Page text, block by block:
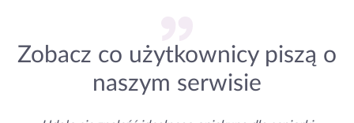
Zobacz co użytkownicy piszą o
naszym serwisie